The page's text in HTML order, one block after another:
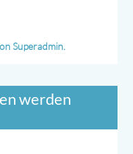
Superadmin.
werden